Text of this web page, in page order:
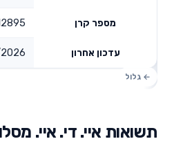
מספר קרן
עדכון אחרון
תשואות איי. די. איי.